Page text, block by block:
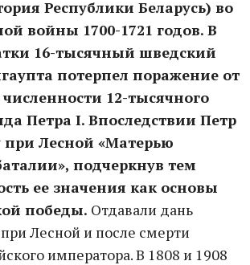
Республики Беларусь) во
войны 1700-1721 годов. В
16-тысячный шведский
потерпел поражение от
12-тысячного
Петра I. Впоследствии Петр
при Лесной «Матерью
подчеркнув тем
ее значения как основы
победы. Отдавали дань
Лесной и после смерти
императора. В 1808 и 1908